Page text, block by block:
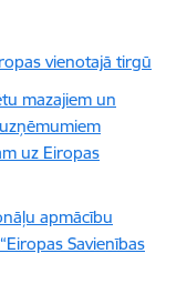
vienotajā tirgū
mazajiem un
uz Eiropas
apmācību
Savienības